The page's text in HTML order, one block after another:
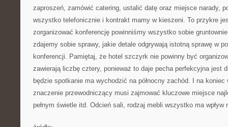
zaproszeń, zamówić catering, ustalić datę oraz miejsce narady,
wszystko telefonicznie i kontrakt mamy w kieszeni. To przykre
zorganizować konferencję powinniśmy wszystko sobie
zdajemy sobie sprawy, jakie detale odgrywają istotną sprawę w
konferencji. Pamiętaj, że hotel szczyrk nie powinny być
zawierają liczbę cztery, ponieważ to daje pecha perfekcyjna jest
będzie spotkanie ma wychodzić na północny zachód. I na
znaczenie przewodniczący musi zajmować kluczowe miejsce
pełnym świetle itd. Odcień sali, rodzaj mebli wszystko ma wpływ